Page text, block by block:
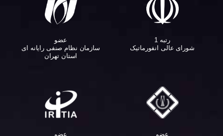
رتبه 1
شورای عالی انفورماتیک
عضو
سازمان نظام صنفی رایانه ای
استان تهران
عضو
عضو